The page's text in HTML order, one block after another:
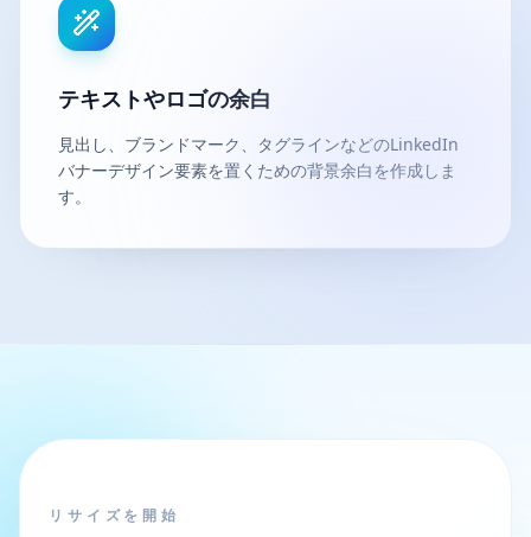
テキストやロゴの余白
見出し、ブランドマーク、タグラインなどのLinkedIn
バナーデザイン要素を置くための背景余白を作成しま
す。
リサイズを開始